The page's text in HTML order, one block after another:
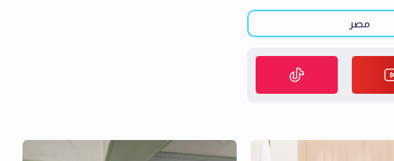
مصر